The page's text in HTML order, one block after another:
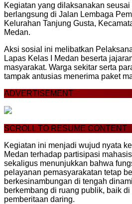
Kegiatan yang dilaksanakan
berlangsung di Jalan Lembaga
Kelurahan Tanjung Gusta,
Medan.
Aksi sosial ini melibatkan
Lapas Kelas I Medan beserta
masyarakat. Warga sekitar serta
tampak antusias menerima paket
ADVERTISEMENT
SCROLL TO RESUME CONTENT
Kegiatan ini menjadi wujud nyata
Medan terhadap partisipasi
sekaligus menunjukkan bahwa
pelayanan pemasyarakatan tetap
berkesinambungan di tengah
berkembang di ruang publik, baik
pemberitaan daring.